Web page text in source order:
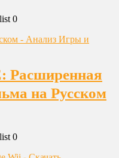
0
Расширенная
на Русском
0